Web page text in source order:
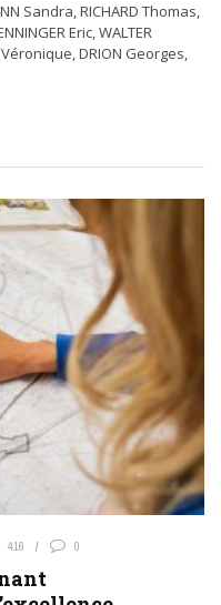
Sandra, RICHARD Thomas,
Eric, WALTER
Véronique, DRION Georges,
416 0